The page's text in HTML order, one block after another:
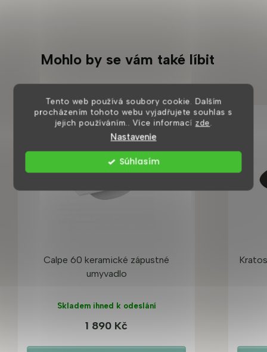
Tento web používá soubory cookie. Dalším
procházením tohoto webu vyjadřujete souhlas s
jejich používáním.. Více informací zde.
Nastavenie
Súhlasím
Mohlo by se vám také líbit
Tip
VÝHODNÁ CENA
Calpe 60 keramické zápustné
umyvadlo
Skladem ihned k odeslání
1 890 Kč